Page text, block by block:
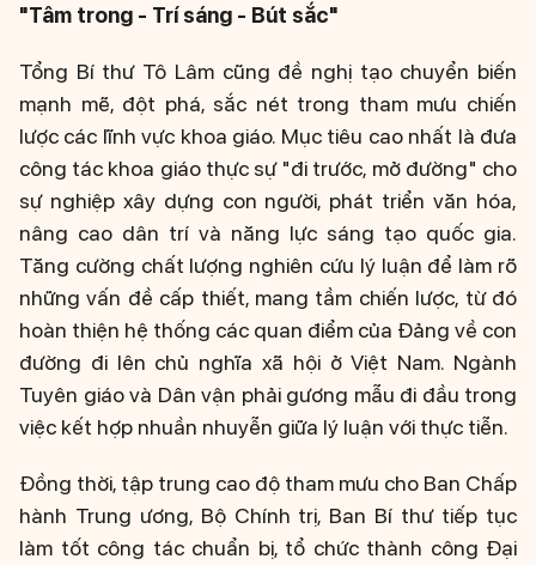
"Tâm trong - Trí sáng - Bút sắc"
Tổng Bí thư Tô Lâm cũng đề nghị tạo chuyển biến
mạnh mẽ, đột phá, sắc nét trong tham mưu chiến
lược các lĩnh vực khoa giáo. Mục tiêu cao nhất là đưa
công tác khoa giáo thực sự "đi trước, mở đường" cho
sự nghiệp xây dựng con người, phát triển văn hóa,
nâng cao dân trí và năng lực sáng tạo quốc gia.
Tăng cường chất lượng nghiên cứu lý luận để làm rõ
những vấn đề cấp thiết, mang tầm chiến lược, từ đó
hoàn thiện hệ thống các quan điểm của Đảng về con
đường đi lên chủ nghĩa xã hội ở Việt Nam. Ngành
Tuyên giáo và Dân vận phải gương mẫu đi đầu trong
việc kết hợp nhuần nhuyễn giữa lý luận với thực tiễn.
Đồng thời, tập trung cao độ tham mưu cho Ban Chấp
hành Trung ương, Bộ Chính trị, Ban Bí thư tiếp tục
làm tốt công tác chuẩn bị, tổ chức thành công Đại